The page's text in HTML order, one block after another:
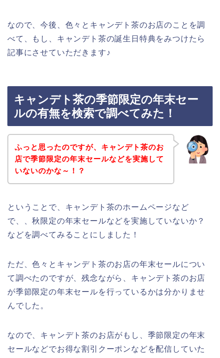
なので、今後、色々とキャンデト茶のお店のことを調
べて、もし、キャンデト茶の誕生日特典をみつけたら
記事にさせていただきます♪
キャンデト茶の季節限定の年末セー
ルの有無を検索で調べてみた！
ふっと思ったのですが、キャンデト茶のお
店で季節限定の年末セールなどを実施して
いないのかな～！？
ということで、キャンデト茶のホームページなど
で、、秋限定の年末セールなどを実施していないか？
などを調べてみることにしました！
ただ、色々とキャンデト茶のお店の年末セールについ
て調べたのですが、残念ながら、キャンデト茶のお店
が季節限定の年末セールを行っているかは分かりませ
んでした。
なので、キャンデト茶のお店がもし、季節限定の年末
セールなどでお得な割引クーポンなどを配信していた